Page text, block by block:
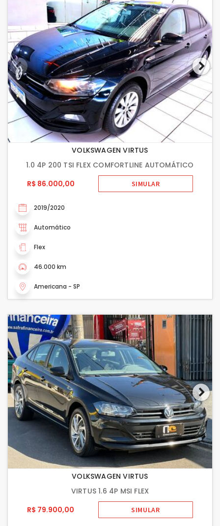
VOLKSWAGEN VIRTUS
1.0 4P 200 TSI FLEX COMFORTLINE AUTOMÁTICO
R$ 86.000,00
SIMULAR
2019/2020
Automático
Flex
46.000 km
Americana - SP
VOLKSWAGEN VIRTUS
VIRTUS 1.6 4P MSI FLEX
R$ 79.900,00
SIMULAR